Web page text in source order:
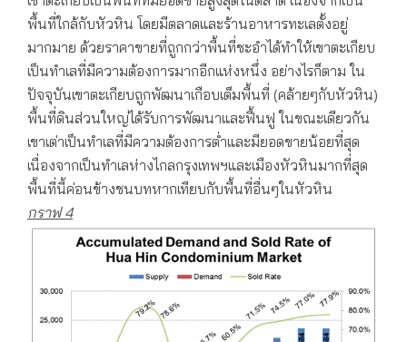
พื้นที่ใกล้กับหัวหิน โดยมีตลาดและร้านอาหารทะเลตั้งอยู่
มากมาย ด้วยราคาขายที่ถูกกว่าพื้นที่ชะอำได้ทำให้เขาตะเกียบ
เป็นทำเลที่มีความต้องการมากอีกแห่งหนึ่ง อย่างไรก็ตาม ใน
ปัจจุบันเขาตะเกียบถูกพัฒนาเกือบเต็มพื้นที่ (คล้ายๆกับหัวหิน)
พื้นที่ดินส่วนใหญ่ได้รับการพัฒนาและฟื้นฟู ในขณะเดียวกัน
เขาเต่าเป็นทำเลที่มีความต้องการต่ำและมียอดขายน้อยที่สุด
เนื่องจากเป็นทำเลห่างไกลกรุงเทพฯและเมืองหัวหินมากที่สุด
พื้นที่นี้ค่อนข้างชนบทหากเทียบกับพื้นที่อื่นๆในหัวหิน
กราฟ4